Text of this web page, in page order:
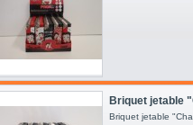
Briquet jetable
Briquet jetable